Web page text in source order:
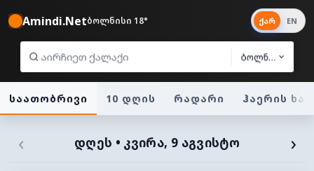
Amindi.Netბოლნისი 18°
ბოლნისი
ქარ EN
საათობრივი 10 დღის რადარი ჰაერის
‹ ᲓᲦᲔᲡ • ᲙᲕᲘᲠᲐ, 9 ᲐᲒᲕᲘᲡᲢᲝ ›